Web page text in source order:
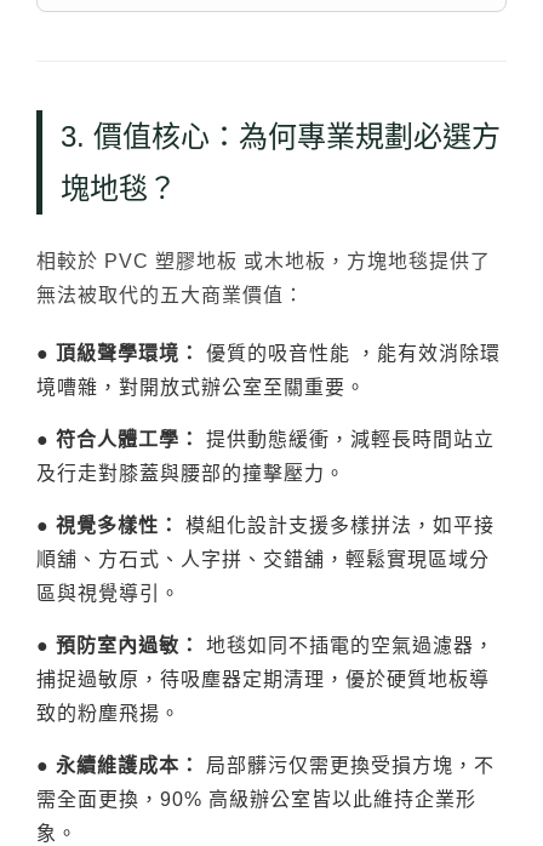
3. 價值核心：為何專業規劃必選方
塊地毯？
相較於 PVC 塑膠地板 或木地板，方塊地毯提供了
無法被取代的五大商業價值：
● 頂級聲學環境：
優質的吸音性能 ，能有效消除環
境嘈雜，對開放式辦公室至關重要。
● 符合人體工學：
提供動態緩衝，減輕長時間站立
及行走對膝蓋與腰部的撞擊壓力。
● 視覺多樣性：
模組化設計支援多樣拼法，如平接
順舖、方石式、人字拼、交錯舖，輕鬆實現區域分
區與視覺導引。
● 預防室內過敏：
地毯如同不插電的空氣過濾器，
捕捉過敏原，待吸塵器定期清理，優於硬質地板導
致的粉塵飛揚。
● 永續維護成本：
局部髒污仅需更換受損方塊，不
需全面更換，90% 高級辦公室皆以此維持企業形
象。